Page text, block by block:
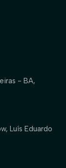
- BA,
Luís Eduardo